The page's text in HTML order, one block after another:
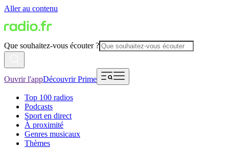
Aller au contenu
Que souhaitez-vous écouter ?
Ouvrir l'appDécouvrir Prime
Top 100 radios
Podcasts
Sport en direct
À proximité
Genres musicaux
Thèmes